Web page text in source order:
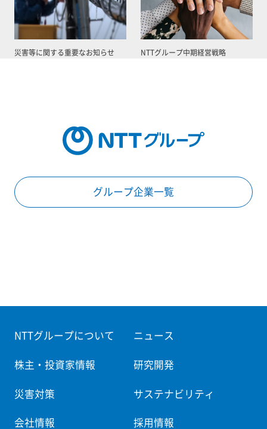
災害等に関する重要なお知らせ NTTグループ中期経営戦略
グループ企業一覧
NTTグループについて ニュース
株主・投資家情報 研究開発
災害対策 サステナビリティ
会社情報 採用情報